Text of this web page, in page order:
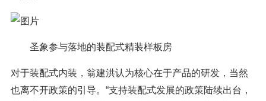
圣象参与落地的装配式精装样板房
对于装配式内装，翁建洪认为核心在于产品的研发，当然
也离不开政策的引导。“支持装配式发展的政策陆续出台，